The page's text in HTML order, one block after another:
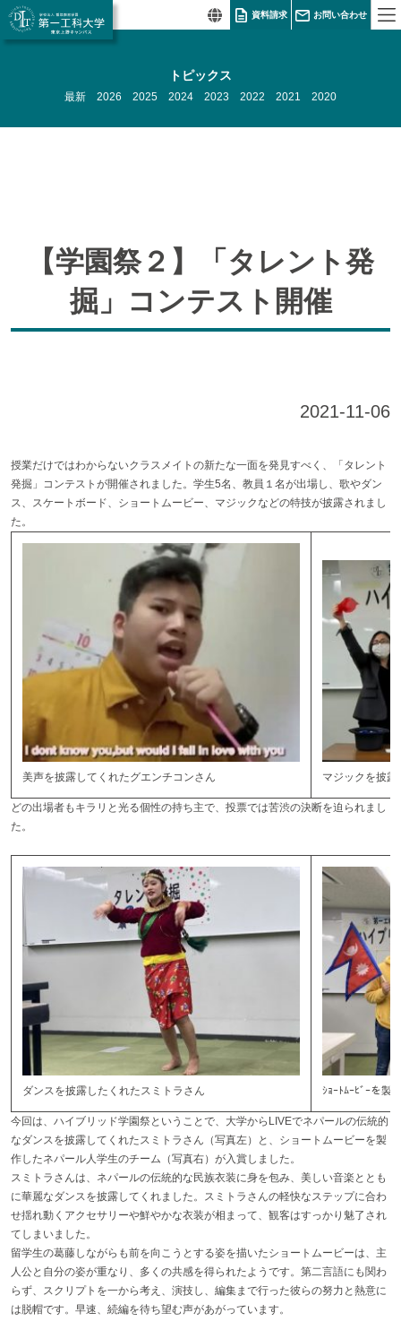
資料請求 お問い合わせ
トピックス
最新 2026 2025 2024 2023 2022 2021 2020
【学園祭２】「タレント発
掘」コンテスト開催
2021-11-06
授業だけではわからないクラスメイトの新たな一面を発見すべく、「タレント
発掘」コンテストが開催されました。学生5名、教員１名が出場し、歌やダン
ス、スケートボード、ショートムービー、マジックなどの特技が披露されまし
た。
美声を披露してくれたグエンチコンさん マジックを披
どの出場者もキラリと光る個性の持ち主で、投票では苦渋の決断を迫られまし
た。
ダンスを披露したくれたスミトラさん ｼｮｰﾄﾑｰﾋﾞｰを製
今回は、ハイブリッド学園祭ということで、大学からLIVEでネパールの伝統的
なダンスを披露してくれたスミトラさん（写真左）と、ショートムービーを製
作したネパール人学生のチーム（写真右）が入賞しました。
スミトラさんは、ネパールの伝統的な民族衣装に身を包み、美しい音楽ととも
に華麗なダンスを披露してくれました。スミトラさんの軽快なステップに合わ
せ揺れ動くアクセサリーや鮮やかな衣装が相まって、観客はすっかり魅了され
てしまいました。
留学生の葛藤しながらも前を向こうとする姿を描いたショートムービーは、主
人公と自分の姿が重なり、多くの共感を得られたようです。第二言語にも関わ
らず、スクリプトを一から考え、演技し、編集まで行った彼らの努力と熱意に
は脱帽です。早速、続編を待ち望む声があがっています。